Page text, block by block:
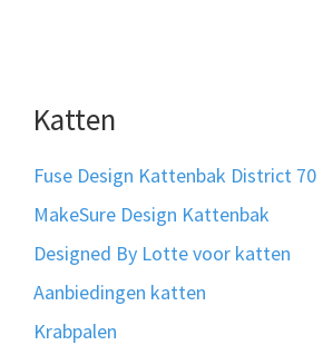
Katten
Fuse Design Kattenbak District 70
MakeSure Design Kattenbak
Designed By Lotte voor katten
Aanbiedingen katten
Krabpalen